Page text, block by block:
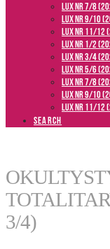
LUX NR 7/8
LUX nr 9/10
LUX NR 11/12
LUX NR 1/2
LUX NR 3/4
LUX NR 5/6
LUX NR 7/8
LUX NR 9/10
LUX NR 11/12
SEARCH
3/4)